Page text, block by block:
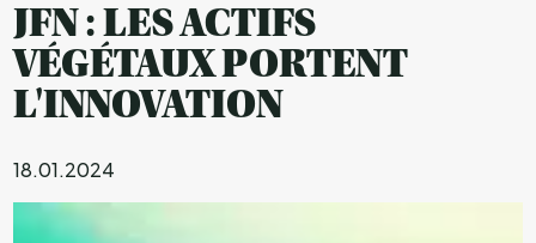
JFN : LES ACTIFS
VÉGÉTAUX PORTENT
L'INNOVATION
18.01.2024